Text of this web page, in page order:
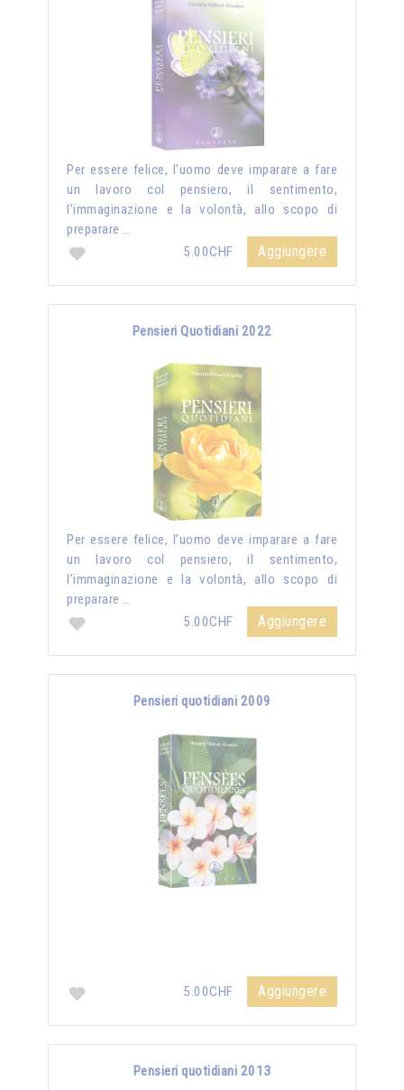
Per essere felice, l’uomo deve imparare a fare
un lavoro col pensiero, il sentimento,
l’immaginazione e la volontà, allo scopo di
preparare …
5.00CHF
Aggiungere
Pensieri Quotidiani 2022
Per essere felice, l’uomo deve imparare a fare
un lavoro col pensiero, il sentimento,
l’immaginazione e la volontà, allo scopo di
preparare …
5.00CHF
Aggiungere
Pensieri quotidiani 2009
5.00CHF Aggiungere
Pensieri quotidiani 2013